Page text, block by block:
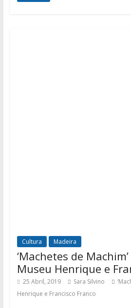
Cultura Madeira
‘Machetes de
Museu Henrique e
25 Abril, 2019 Sara Silvino
Henrique e Francisco Franco